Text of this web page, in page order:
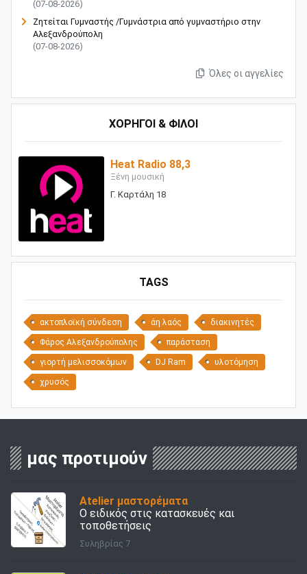
(07-08-2026)
Ζητείται Γυμναστής /Γυμνάστρια από γυμναστήριο στην
Αλεξανδρούπολη
(07-08-2026)
Όλες οι αγγελίες
ΧΟΡΗΓΟΙ & ΦΙΛΟΙ
Heat Radio 88,3
Ξένη μουσική
Γ. Καρτάλη 18
TAGS
ακτοπλοϊκή σύνδεση άη λαός διακινητές
Φάρος Αλεξανδρούπολης παράσταση
γιορτή μελισσοκόμων DJ Ram υλοτόμηση
χρυσός
μας προτιμούν
Atelier μαστορέματα
Ο ειδικός στις κατασκευές και
τοποθετήσεις
Συληβρίας 7